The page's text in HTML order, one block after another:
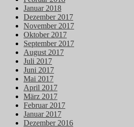
Januar 2018
Dezember 2017
November 2017
Oktober 2017
September 2017
August 2017
Juli 2017
Juni 2017
Mai 2017
April 2017
März 2017
Februar 2017
Januar 2017
Dezember 2016